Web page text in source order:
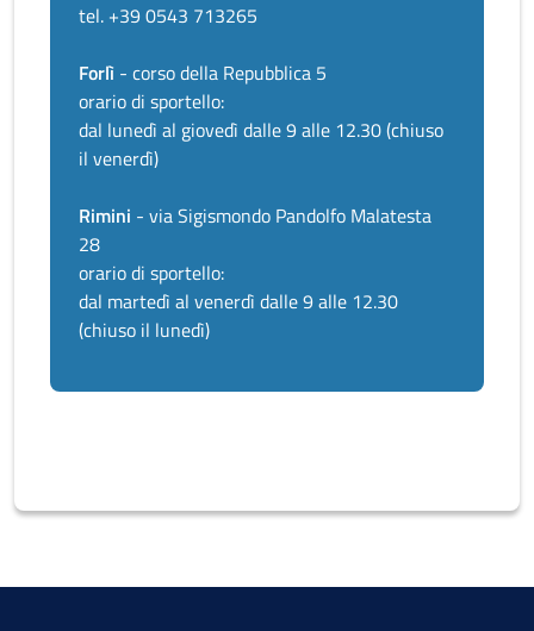
tel. +39 0543 713265
Forlì - corso della Repubblica 5
orario di sportello:
dal lunedì al giovedì dalle 9 alle 12.30 (chiuso
il venerdì)
Rimini - via Sigismondo Pandolfo Malatesta
28
orario di sportello:
dal martedì al venerdì dalle 9 alle 12.30
(chiuso il lunedì)